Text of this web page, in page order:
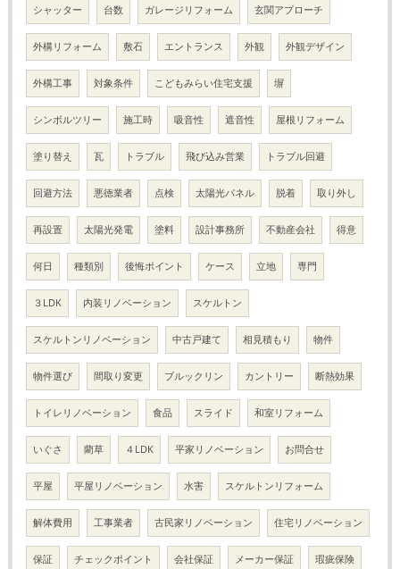
シャッター 台数 ガレージリフォーム 玄関アプローチ
外構リフォーム 敷石 エントランス 外観 外観デザイン
外構工事 対象条件 こどもみらい住宅支援 塀
シンボルツリー 施工時 吸音性 遮音性 屋根リフォーム
塗り替え 瓦 トラブル 飛び込み営業 トラブル回避
回避方法 悪徳業者 点検 太陽光パネル 脱着 取り外し
再設置 太陽光発電 塗料 設計事務所 不動産会社 得意
何日 種類別 後悔ポイント ケース 立地 専門
３LDK 内装リノベーション スケルトン
スケルトンリノベーション 中古戸建て 相見積もり 物件
物件選び 間取り変更 ブルックリン カントリー 断熱効果
トイレリノベーション 食品 スライド 和室リフォーム
いぐさ 藺草 ４LDK 平家リノベーション お問合せ
平屋 平屋リノベーション 水害 スケルトンリフォーム
解体費用 工事業者 古民家リノベーション 住宅リノベーション
保証 チェックポイント 会社保証 メーカー保証 瑕疵保険